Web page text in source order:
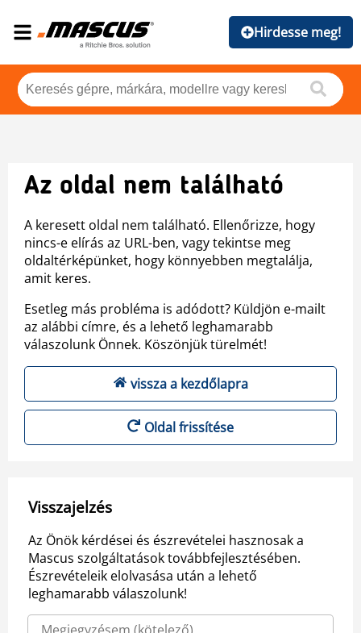
Hirdesse meg!
Az oldal nem található
A keresett oldal nem található. Ellenőrizze, hogy
nincs-e elírás az URL-ben, vagy tekintse meg
oldaltérképünket, hogy könnyebben megtalálja,
amit keres.
Esetleg más probléma is adódott? Küldjön e-mailt
az alábbi címre, és a lehető leghamarabb
válaszolunk Önnek. Köszönjük türelmét!
vissza a kezdőlapra
Oldal frissítése
Visszajelzés
Az Önök kérdései és észrevételei hasznosak a
Mascus szolgáltatások továbbfejlesztésében.
Észrevételeik elolvasása után a lehető
leghamarabb válaszolunk!